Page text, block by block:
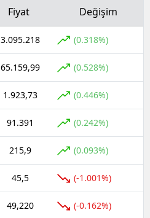
Trabzon
Tunceli
Şanlıurfa
Uşak
Yozgat
Zonguldak
Aksaray
Fiyat Değişim
3.095.218 (0.318%)
65.159,99 (0.528%)
1.923,73 (0.446%)
91.391 (0.242%)
215,9 (0.093%)
45,5 (-1.001%)
49,220 (-0.162%)